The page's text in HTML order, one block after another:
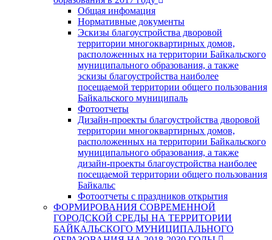
Общая инфомация
Нормативные документы
Эскизы благоустройства дворовой
территории многоквартирных домов,
расположенных на территории Байкальского
муниципального образования, а также
эскизы благоустройства наиболее
посещаемой территории общего пользования
Байкальского муниципаль
Фотоотчеты
Дизайн-проекты благоустройства дворовой
территории многоквартирных домов,
расположенных на территории Байкальского
муниципального образования, а также
дизайн-проекты благоустройства наиболее
посещаемой территории общего пользования
Байкальс
Фотоотчеты с праздников открытия
ФОРМИРОВАНИЯ СОВРЕМЕННОЙ
ГОРОДСКОЙ СРЕДЫ НА ТЕРРИТОРИИ
БАЙКАЛЬСКОГО МУНИЦИПАЛЬНОГО